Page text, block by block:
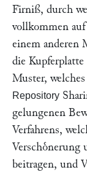
Firniß, durch
vollkommen
einem anderen
die
Muster,
Repository
gelungenen
Verfahrens,
Verschoͤnerung
beitragen, und